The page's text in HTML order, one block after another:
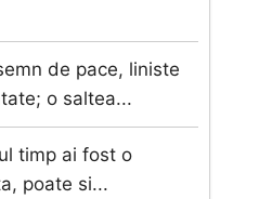
de pace, liniste
o saltea...
timp ai fost o
poate si...